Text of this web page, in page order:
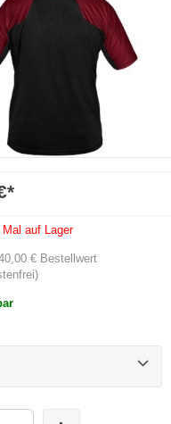
*
auf Lager
€ Bestellwert